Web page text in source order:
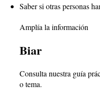
Saber si otras personas
Amplía la información
Biar
Consulta nuestra guía
o tema.